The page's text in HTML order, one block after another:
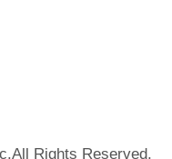
Rights Reserved.